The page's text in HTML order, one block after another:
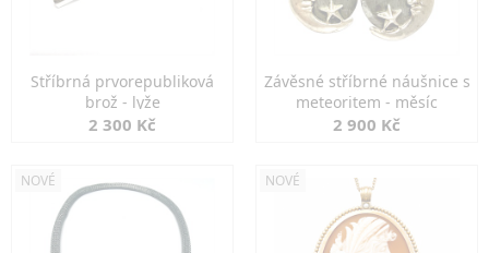
Stříbrná prvorepubliková
brož - lyže
2 300 Kč
Závěsné stříbrné náušnice s
meteoritem - měsíc
2 900 Kč
NOVÉ NOVÉ